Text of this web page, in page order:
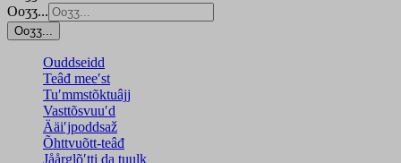
Ooʒʒ...
Ooʒʒ...
Ouddseidd
Teâđ meeʹst
Tuʹmmstõktuâjj
Vasttõsvuuʹd
Ääiʹjpoddsaž
Õhttvuõtt-teâđ
Jåårǥlõʹtti da tuulk